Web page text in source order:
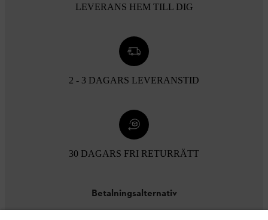
LEVERANS HEM TILL DIG
2 - 3 DAGARS LEVERANSTID
30 DAGARS FRI RETURRÄTT
Betalningsalternativ